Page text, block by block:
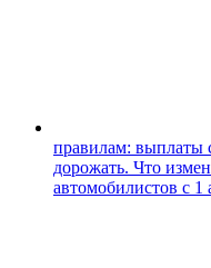
правилам: выплаты
дорожать. Что
автомобилистов с 1